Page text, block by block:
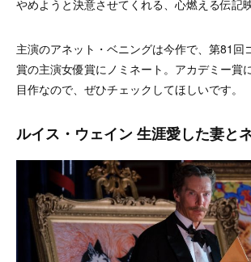
やめようと決意させてくれる、心燃える伝記映
主演のアネット・ベニングは今作で、第81回
賞の主演女優賞にノミネート。アカデミー賞
目作なので、ぜひチェックしてほしいです。
ルイス・ウェイン 生涯愛した妻と